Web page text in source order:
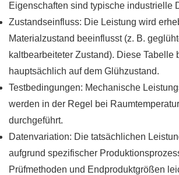
Eigenschaften sind typische industrielle
Zustandseinfluss: Die Leistung wird
Materialzustand beeinflusst (z. B.
kaltbearbeiteter Zustand). Diese Tabelle
hauptsächlich auf dem Glühzustand.
Testbedingungen: Mechanische
werden in der Regel bei
durchgeführt.
Datenvariation: Die tatsächlichen
aufgrund spezifischer
Prüfmethoden und Endproduktgrößen